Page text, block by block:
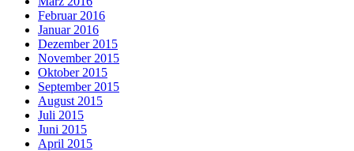
Februar 2016
Januar 2016
Dezember 2015
November 2015
Oktober 2015
September 2015
August 2015
Juli 2015
Juni 2015
April 2015